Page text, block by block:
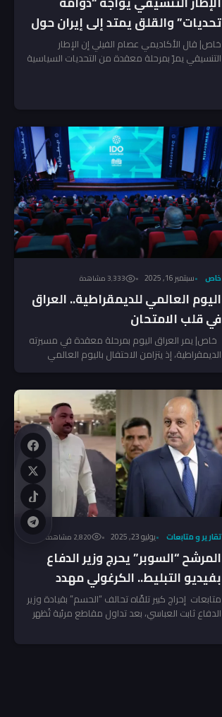
تحديات” والقلق يمتد إلى إيران حول
شكل الحكومة المقبلة – الفيلي
يوضح لـ”جريدة”
خاص| قال الأكاديمي عصام الفيلي إن الإطار
التنسيقي يمرّ بمرحلة معقدة من التحديات السياسية
خاص سبتمبر 16, 2025 3٬333 مشاهدة
اليوم العالمي للديمقراطية.. العراق
في قلب الامتحان
خاص| يمر العراق اليوم بمرحلة معقدة في مسيرته
الديمقراطية، إذ يتزامن الاحتفال باليوم العالمي
تقارير و متابعات يوليو 23, 2025 2٬820 مشاهدة
المرشح “السوبر” يحرج وزير الدفاع
بفيديو التبليط.. الكرغولي مهدد
بالطرد من السباق الانتخابي!
متابعات إحراج كبير تلقّاه تحالف “الحسم” بقيادة وزير
الدفاع ثابت العباسي، بعد تداول مقاطع مرئية تُظهر